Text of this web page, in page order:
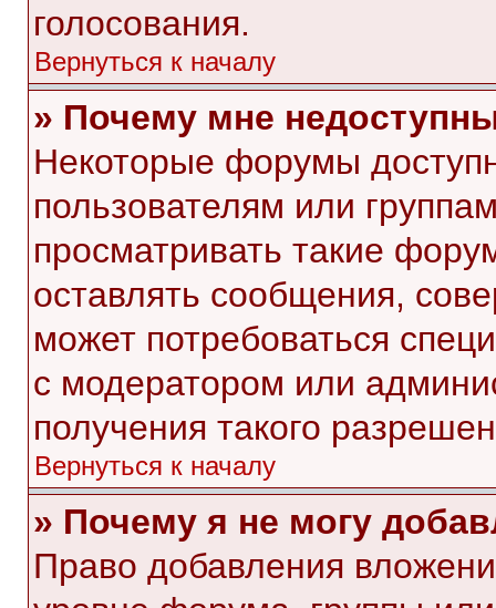
голосования.
Вернуться к началу
» Почему мне
Некоторые форумы
пользователям или
просматривать такие
оставлять сообщения,
может потребоваться
с модератором или
получения такого
Вернуться к началу
» Почему я не могу
Право добавления